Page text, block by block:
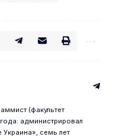
(факультет
администрировал
семь лет